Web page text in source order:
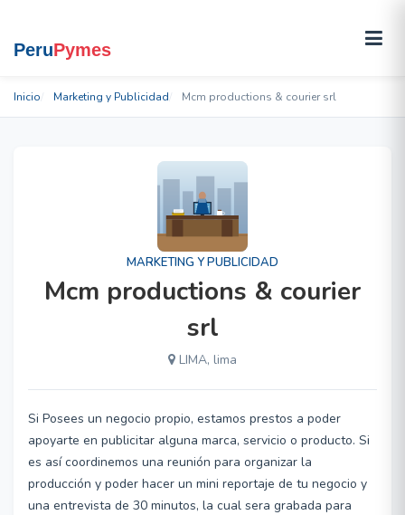
Inicio Marketing y Publicidad Mcm productions & courier srl
MARKETING Y PUBLICIDAD
Mcm productions & courier
srl
LIMA, lima
Si Posees un negocio propio, estamos prestos a poder
apoyarte en publicitar alguna marca, servicio o producto. Si
es así coordinemos una reunión para organizar la
producción y poder hacer un mini reportaje de tu negocio y
una entrevista de 30 minutos, la cual sera grabada para